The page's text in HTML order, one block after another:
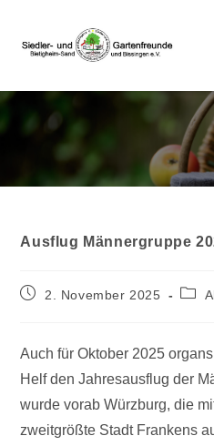
springen
Ausflug Männergruppe
Beitrag2. November 2025
Auch für Oktober 2025
Helf den Jahresausflug der
wurde vorab Würzburg, die
zweitgrößte Stadt Frankens